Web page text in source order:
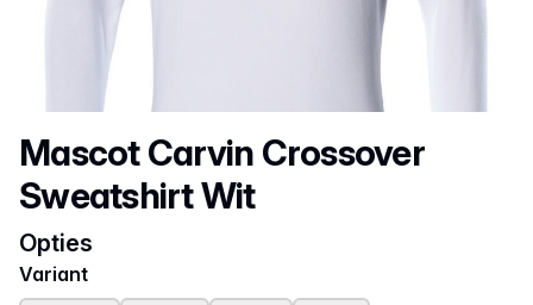
Productnaam
Mascot Carvin Crossover
Sweatshirt Wit
Opties
Variant